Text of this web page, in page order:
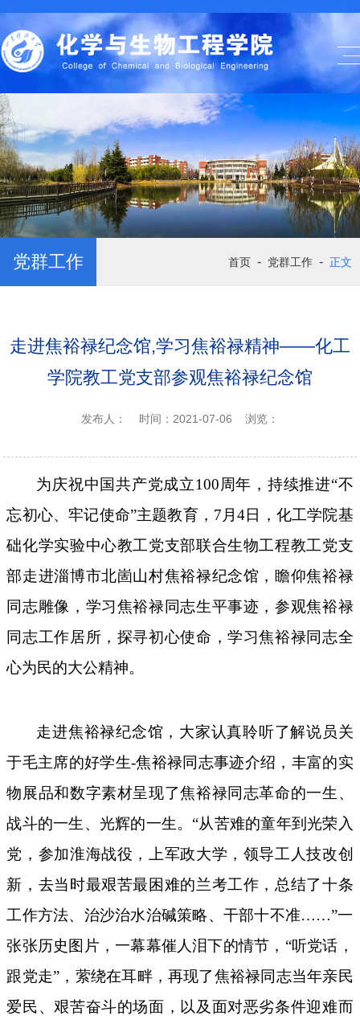
党群工作 首页 - 党群工作 - 正文
走进焦裕禄纪念馆,学习焦裕禄精神——化工
学院教工党支部参观焦裕禄纪念馆
发布人： 时间：2021-07-06 浏览：
为庆祝中国共产党成立100周年，持续推进“不
忘初心、牢记使命”主题教育，7月4日， 化工学院基
础化学实验中心教工党支部联合生物工程教工党支
部走进淄博市北崮山村焦裕禄纪念馆，瞻仰焦裕禄
同志雕像，学习焦裕禄同志生平事迹，参观焦裕禄
同志工作居所，探寻初心使命，学习焦裕禄同志全
心为民的大公精神。
走进焦裕禄纪念馆，大家认真聆听了解说员关
于毛主席的好学生-焦裕禄同志事迹介绍，丰富的实
物展品和数字素材呈现了焦裕禄同志革命的一生、
战斗的一生、光辉的一生。“从苦难的童年到光荣入
党，参加淮海战役，上军政大学，领导工人技改创
新，去当时最艰苦最困难的兰考工作，总结了十条
工作方法、治沙治水治碱策略、干部十不准……”一
张张历史图片，一幕幕催人泪下的情节，“听党话，
跟党走”，萦绕在耳畔，再现了焦裕禄同志当年亲民
爱民、艰苦奋斗的场面，以及面对恶劣条件迎难而